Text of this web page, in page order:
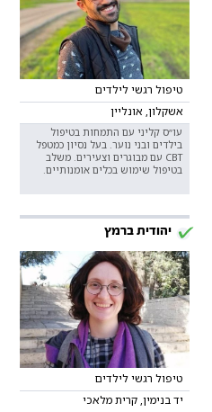
טיפול רגשי לילדים
אשקלון, אונליין
עו״ס קליני עם התמחות בטיפול
בילדים ובני נוער. בעל נסיון כמטפל
CBT עם מבוגרים וצעירים. משלב
בטיפול שימוש בכלים אומנותיים.
יהודית ברמץ
טיפול רגשי לילדים
יד בנימין, קרית מלאכי